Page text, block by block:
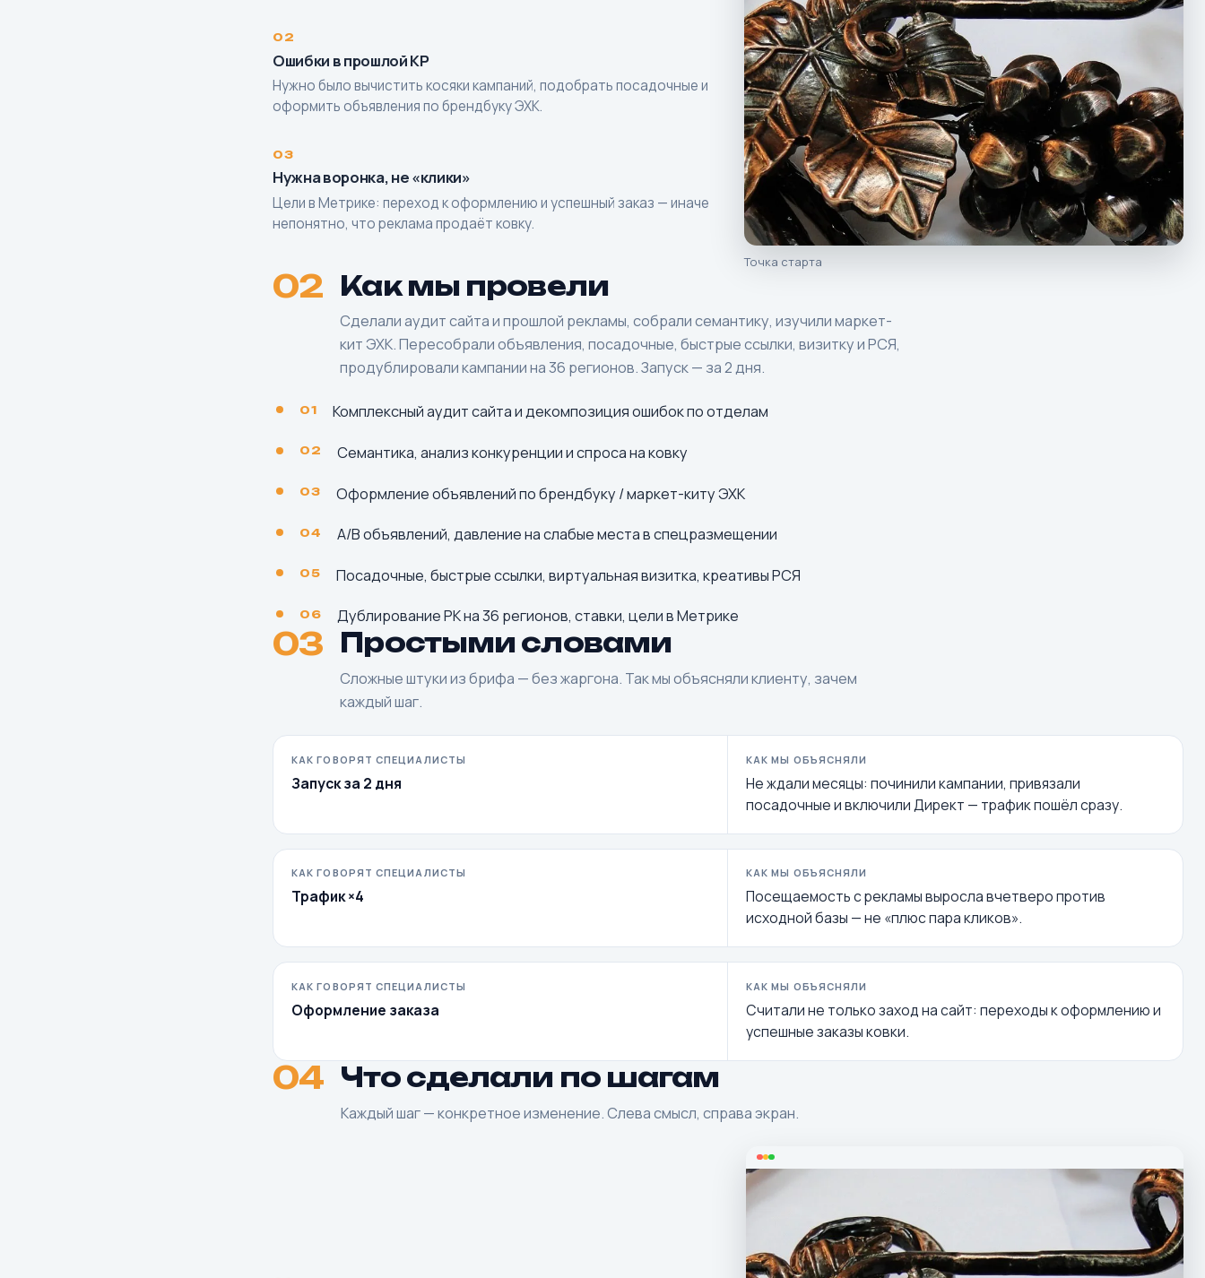
Ошибки в прошлой КР
Нужно было вычистить косяки кампаний, подобрать посадочные и
оформить объявления по брендбуку ЭХК.
Нужна воронка, не «клики»
Цели в Метрике: переход к оформлению и успешный заказ — иначе
непонятно, что реклама продаёт ковку.
Точка старта
02 Как мы провели
Сделали аудит сайта и прошлой рекламы, собрали семантику, изучили маркет-
кит ЭХК. Пересобрали объявления, посадочные, быстрые ссылки, визитку и РСЯ,
продублировали кампании на 36 регионов. Запуск — за 2 дня.
01 Комплексный аудит сайта и декомпозиция ошибок по отделам
02 Семантика, анализ конкуренции и спроса на ковку
03 Оформление объявлений по брендбуку / маркет-киту ЭХК
04 A/B объявлений, давление на слабые места в спецразмещении
05 Посадочные, быстрые ссылки, виртуальная визитка, креативы РСЯ
06 Дублирование РК на 36 регионов, ставки, цели в Метрике
03 Простыми словами
Сложные штуки из брифа — без жаргона. Так мы объясняли клиенту, зачем
каждый шаг.
КАК ГОВОРЯТ СПЕЦИАЛИСТЫ
Запуск за 2 дня
КАК МЫ ОБЪЯСНЯЛИ
Не ждали месяцы: починили кампании, привязали
посадочные и включили Директ — трафик пошёл сразу.
КАК ГОВОРЯТ СПЕЦИАЛИСТЫ
Трафик ×4
КАК МЫ ОБЪЯСНЯЛИ
Посещаемость с рекламы выросла вчетверо против
исходной базы — не «плюс пара кликов».
КАК ГОВОРЯТ СПЕЦИАЛИСТЫ
Оформление заказа
КАК МЫ ОБЪЯСНЯЛИ
Считали не только заход на сайт: переходы к оформлению и
успешные заказы ковки.
04 Что сделали по шагам
Каждый шаг — конкретное изменение. Слева смысл, справа экран.